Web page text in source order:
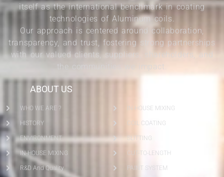
itself as the international benchmark in coating
technologies of Aluminum coils.
Our approach is centered around collaboration,
transparency, and trust, fostering strong partnerships
with our valued clients, suppliers, shareholders, and
the communities we impact.
ABOUT US
WHO WE ARE ?
HISTORY
ENVIRONMENT
IN-HOUSE MIXING
R&D And Quality
IN-HOUSE MIXING
COIL COATING
SLITTING
CUT-TO-LENGTH
PAINT SYSTEM